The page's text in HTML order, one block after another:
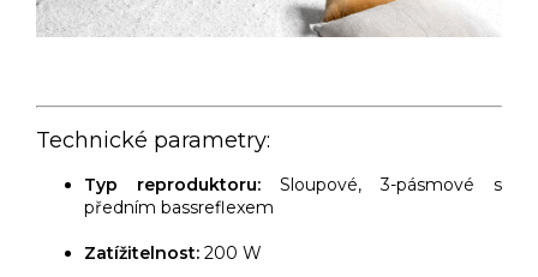
Technické parametry:
Typ reproduktoru: Sloupové, 3-pásmové s
předním bassreflexem
Zatížitelnost: 200 W